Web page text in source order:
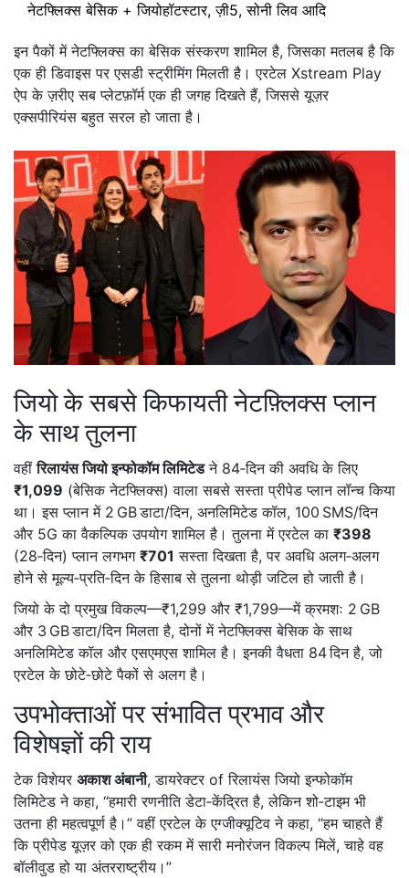
नेटफ्लिक्स बेसिक + जियोहॉटस्टार, ज़ी5, सोनी लिव आदि
इन पैकों मेंनेटफ्लिक्स का बेसिक संस्करण शामिल है, जिसका मतलब है कि
एक ही डिवाइस पर एसडी स्ट्रीमिंग मिलती है। एरटेल Xstream Play
ऐप के ज़रीए सब प्लेटफ़ॉर्म एक ही जगह दिखते हैं, जिससे यूज़र
एक्सपीरियंस बहुत सरल हो जाता है।
जियो के सबसे किफायती नेटफ़्लिक्स प्लान
के साथ तुलना
वहींरिलायंस जियो इन्फोकॉम लिमिटेडने 84‑दिन की अवधि के लिए
₹1,099 (बेसिक नेटफ्लिक्स) वाला सबसे सस्ता प्रीपेड प्लान लॉन्च किया
था। इस प्लान में 2 GB डाटा/दिन, अनलिमिटेड कॉल, 100 SMS/दिन
और 5G का वैकल्पिक उपयोग शामिल है। तुलना में एरटेल का ₹398
(28‑दिन) प्लान लगभग ₹701 सस्ता दिखता है, पर अवधि अलग‑अलग
होने से मूल्य‑प्रति‑दिन के हिसाब से तुलना थोड़ी जटिल हो जाती है।
जियो के दो प्रमुख विकल्प—₹1,299 और ₹1,799—में क्रमशः 2 GB
और 3 GB डाटा/दिन मिलता है, दोनों में नेटफ्लिक्स बेसिक के साथ
अनलिमिटेड कॉल और एसएमएस शामिल है। इनकी वैधता 84 दिन है, जो
एरटेल के छोटे‑छोटे पैकों से अलग है।
उपभोक्ताओं पर संभावित प्रभाव और
विशेषज्ञों की राय
टेक विशेयर अकाश अंबानी,डायरेक्टर ofरिलायंस जियो इन्फोकॉम
लिमिटेड ने कहा, “हमारी रणनीति डेटा‑केंद्रित है, लेकिन शो‑टाइम भी
उतना ही महत्वपूर्ण है।” वहीं एरटेल के एग्जीक्यूटिव ने कहा, “हम चाहते हैं
कि प्रीपेड यूज़र को एक ही रकम में सारी मनोरंजन विकल्प मिलें, चाहे वह
बॉलीवुड हो या अंतरराष्ट्रीय।”